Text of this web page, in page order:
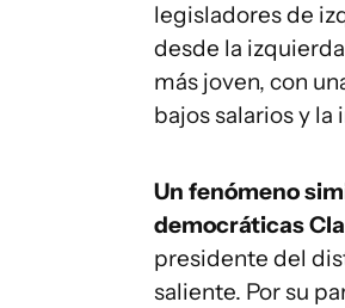
legisladores de
desde la
más joven, con
bajos salarios y
Un fenómeno
democráticas
presidente del
saliente. Por su